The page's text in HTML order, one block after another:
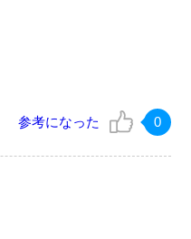
参考になった 0